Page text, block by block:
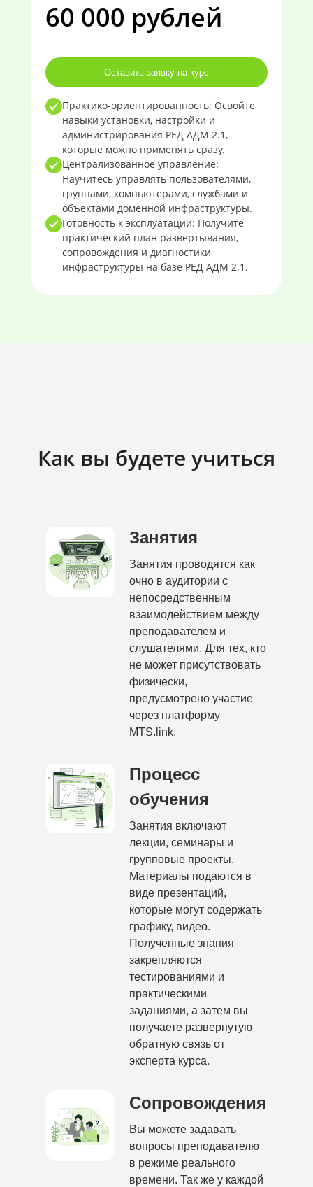
60 000 рублей
Оставить заявку на курс
Практико-ориентированность: Освойте
навыки установки, настройки и
администрирования РЕД АДМ 2.1,
которые можно применять сразу.
Централизованное управление:
Научитесь управлять пользователями,
группами, компьютерами, службами и
объектами доменной инфраструктуры.
Готовность к эксплуатации: Получите
практический план развертывания,
сопровождения и диагностики
инфраструктуры на базе РЕД АДМ 2.1.
Как вы будете учиться
Занятия
Занятия проводятся как
очно в аудитории с
непосредственным
взаимодействием между
преподавателем и
слушателями. Для тех, кто
не может присутствовать
физически,
предусмотрено участие
через платформу
MTS.link.
Процесс
обучения
Занятия включают
лекции, семинары и
групповые проекты.
Материалы подаются в
виде презентаций,
которые могут содержать
графику, видео.
Полученные знания
закрепляются
тестированиями и
практическими
заданиями, а затем вы
получаете развернутую
обратную связь от
эксперта курса.
Сопровождения
Вы можете задавать
вопросы преподавателю
в режиме реального
времени. Так же у каждой